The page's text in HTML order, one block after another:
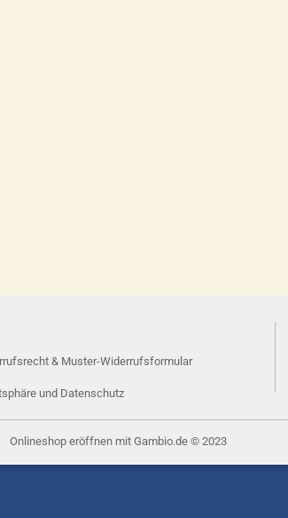
& Muster-Widerrufsformular
und Datenschutz
Onlineshop eröffnenmit Gambio.de © 2023